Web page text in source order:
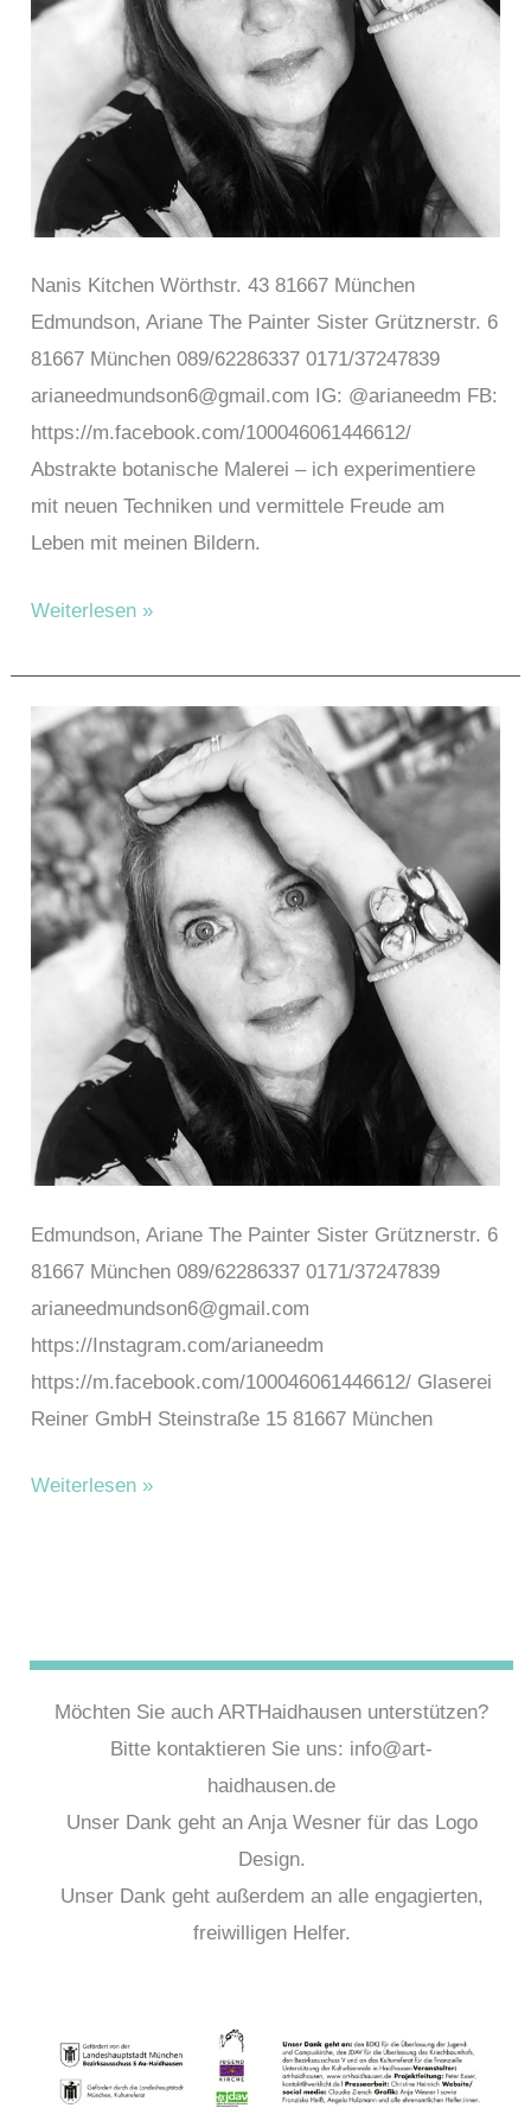
Nanis Kitchen Wörthstr. 43 81667 München
Edmundson, Ariane The Painter Sister Grütznerstr. 6
81667 München 089/62286337 0171/37247839
arianeedmundson6@gmail.com IG: @arianeedm FB:
https://m.facebook.com/100046061446612/
Abstrakte botanische Malerei – ich experimentiere
mit neuen Techniken und vermittele Freude am
Leben mit meinen Bildern.
Edmundson,
Weiterlesen »
Edmundson, Ariane The Painter Sister Grütznerstr. 6
81667 München 089/62286337 0171/37247839
arianeedmundson6@gmail.com
https://Instagram.com/arianeedm
https://m.facebook.com/100046061446612/ Glaserei
Reiner GmbH Steinstraße 15 81667 München
Edmundson,
Weiterlesen »
Möchten Sie auch ARTHaidhausen unterstützen?
Bitte kontaktieren Sie uns: info@art-
haidhausen.de
Unser Dank geht an Anja Wesner für das Logo
Design.
Unser Dank geht außerdem an alle engagierten,
freiwilligen Helfer.